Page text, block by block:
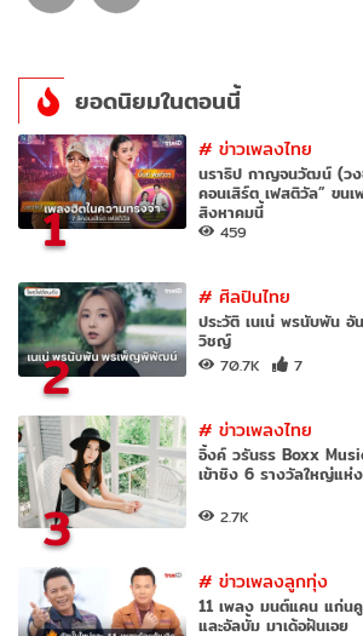
ยอดนิยมในตอนนี้
1
#ข่าวเพลงไทย
นราธิป กาญจนวัฒน์ (ว
คอนเสิร์ต เฟสติวัล” ขน
สิงหาคมนี้
459
2
#ศิลปินไทย
ประวัติ เนเน่ พรนับพัน อั
วิชญ์
70.7K 7
3
#ข่าวเพลงไทย
อิ้งค์ วรันธร Boxx
เข้าชิง 6 รางวัลใหญ่แห่
2.7K
#ข่าวเพลงลูกทุ่ง
11 เพลง มนต์แคน แก่น
และอัลบั้ม มาเด้อฝันเอย